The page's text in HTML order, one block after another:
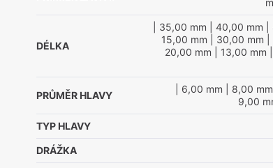
DÉLKA
| 35,00 mm | 40,00 mm
15,00 mm | 30,00 mm
20,00 mm | 13,00 mm
PRŮMĚR HLAVY
| 6,00 mm | 8,00 mm
9,00
TYP HLAVY
DRÁŽKA